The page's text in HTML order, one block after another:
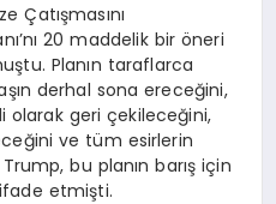
Çatışmasını
20 maddelik bir öneri
Planın taraflarca
derhal sona ereceğini,
olarak geri çekileceğini,
ve tüm esirlerin
bu planın barış için
etmişti.